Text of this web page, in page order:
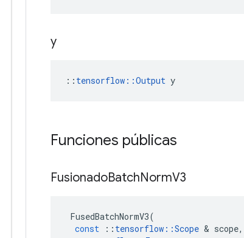
y
:: tensorflow::Output y
Funciones públicas
FusionadoBatchNormV3
FusedBatchNormV3(
const
:: tensorflow ::Scope & scope,